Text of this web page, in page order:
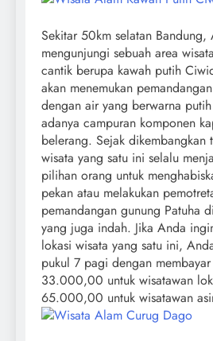
Sekitar 50km selatan
mengunjungi sebuah area
cantik berupa kawah putih
akan menemukan
dengan air yang berwarna
adanya campuran komponen
belerang. Sejak dikembangkan
wisata yang satu ini selalu
pilihan orang untuk
pekan atau melakukan
pemandangan gunung Patuha
yang juga indah. Jika Anda
lokasi wisata yang satu ini,
pukul 7 pagi dengan
33.000,00 untuk wisatawan
65.000,00 untuk wisatawan